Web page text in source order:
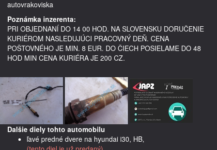
Poznámka inzerenta:
PRI OBJEDNANÍ DO 14 00 HOD. NA SLOVENSKU DORUČENIE
KURIÉROM NASLEDUJÚCI PRACOVNÝ DEŇ. CENA
POŠTOVNÉHO JE MIN. 8 EUR. DO ČIECH POSIELAME DO 48
HOD MIN CENA KURIÉRA JE 200 CZ.
Dalšie diely tohto automobilu
ľavé predné dvere na hyundai i30, HB,